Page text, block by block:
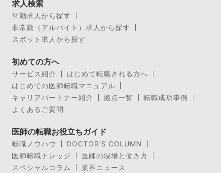
求人検索
常勤求人から探す
非常勤（アルバイト）求人から探す
スポット求人から探す
初めての方へ
サービス紹介
はじめて転職される方へ
はじめての医師転職マニュアル
キャリアパートナー紹介
拠点一覧
転職成功事例
よくあるご質問
医師の転職お役立ちガイド
転職ノウハウ
DOCTOR’S COLUMN
医師転職ナレッジ
医師の現場と働き方
スペシャルコラム
業界ニュース